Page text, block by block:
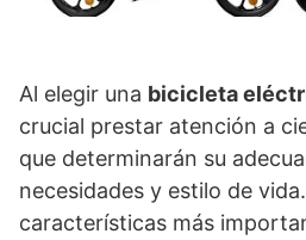
Al elegir una bicicleta
crucial prestar atención a
que determinarán su
necesidades y estilo de
características más